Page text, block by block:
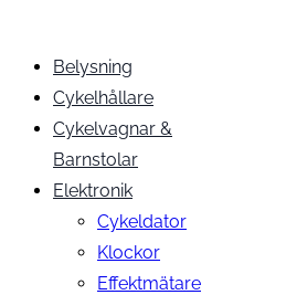
Belysning
Cykelhållare
Cykelvagnar &
Barnstolar
Elektronik
Cykeldator
Klockor
Effektmätare